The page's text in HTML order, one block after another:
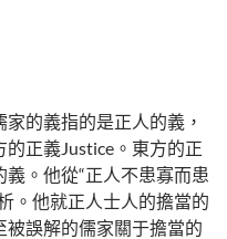
的義指的是正人的義，
正義Justice。東方的正
。他從“正人不患寡而患
。他就正人士人的擔當的
誤解的儒家關于擔當的